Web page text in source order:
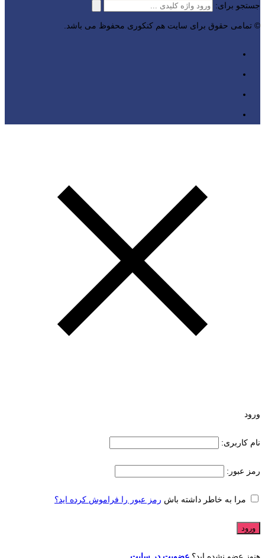
جستجو برای:
© تمامی حقوق برای سایت هم کنکوری محفوظ می باشد.
ورود
نام کاربری:
رمز عبور:
مرا به خاطر داشته باش رمز عبور را فراموش کرده اید؟